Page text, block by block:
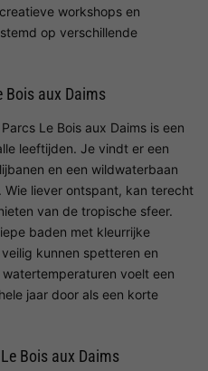
workshops en
op verschillende
Bois aux Daims
Le Bois aux Daims is een
leeftijden. Je vindt er een
en een wildwaterbaan
liever ontspant, kan terecht
van de tropische sfeer.
baden met kleurrijke
kunnen spetteren en
voelt een
jaar door als een korte
Bois aux Daims